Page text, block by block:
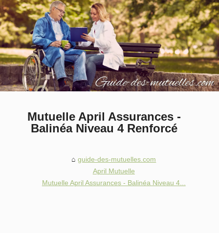
Mutuelle April Assurances -
Balinéa Niveau 4 Renforcé
guide-des-mutuelles.com
April Mutuelle
Mutuelle April Assurances - Balinéa Niveau 4...